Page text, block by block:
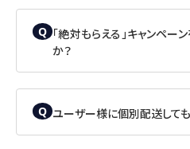
「絶対もらえる」キャンペー
か？
ユーザー様に個別配送して